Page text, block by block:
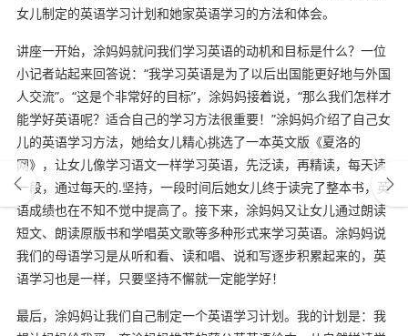
女儿制定的英语学习计划和她家英语学习的方法和体会。
讲座一开始，涂妈妈就问我们学习英语的动机和目标是什么？一位
小记者站起来回答说：“我学习英语是为了以后出国能更好地与外国
人交流”。“这是个非常好的目标”，涂妈妈接着说，“那么我们怎样才
能学好英语呢？适合自己的学习方法很重要！”涂妈妈介绍了自己女
儿的英语学习方法，她给女儿精心挑选了一本英文版《夏洛的
网》，让女儿像学习语文一样学习英语，先泛读，再精读，每天读
一段，通过每天的.坚持，一段时间后她女儿终于读完了整本书，英
语成绩也在不知不觉中提高了。接下来，涂妈妈又让女儿通过朗读
短文、朗读原版书和学唱英文歌等多种形式来学习英语。涂妈妈说
我们的母语学习是从听和看、读和唱、说和写逐步积累起来的，英
语学习也是一样，只要坚持不懈就一定能学好！
最后，涂妈妈让我们自己制定一个英语学习计划。我的计划是：我